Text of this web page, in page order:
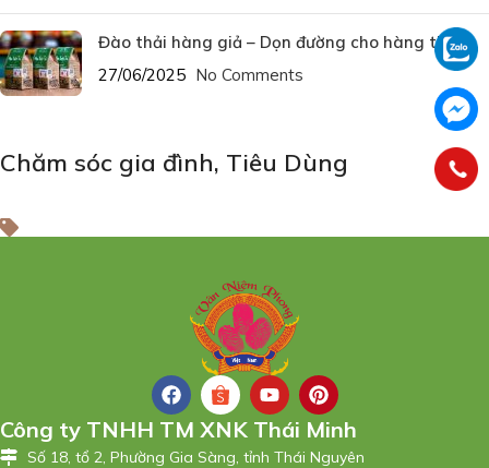
Đào thải hàng giả – Dọn đường cho hàng thật
27/06/2025 No Comments
Chăm sóc gia đình, Tiêu Dùng
Công ty TNHH TM XNK Thái Minh
Số 18, tổ 2, Phường Gia Sàng, tỉnh Thái Nguyên